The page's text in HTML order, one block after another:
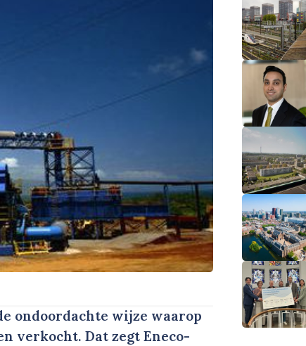
ondoordachte wijze waarop
verkocht. Dat zegt Eneco-